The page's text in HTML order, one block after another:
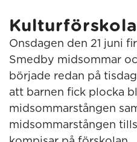
Onsdagen den 21 juni
Smedby midsommar
började redan på
att barnen fick plocka
midsommarstången
midsommarstången